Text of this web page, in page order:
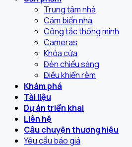
Trung tâm nhà
Cảm biến nhà
Công tắc thông minh
Cameras
Khóa cửa
Đèn chiếu sáng
Điều khiển rèm
Khám phá
Tài liệu
Dự án triển khai
Liên hệ
Câu chuyện thương hiệu
Yêu cầu báo giá